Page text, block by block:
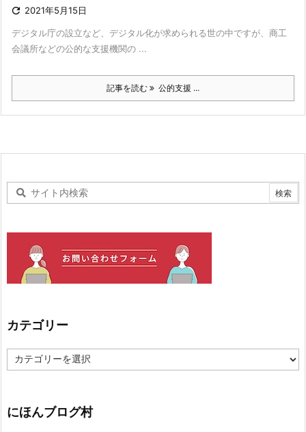
 2021年5月15日
デジタル庁の設立など、デジタル化が求められる世の中ですが、商工
会議所などの公的な支援機関の ...
記事を読む 公的支援 ...
カテゴリー
テ
ー
にほんブログ村